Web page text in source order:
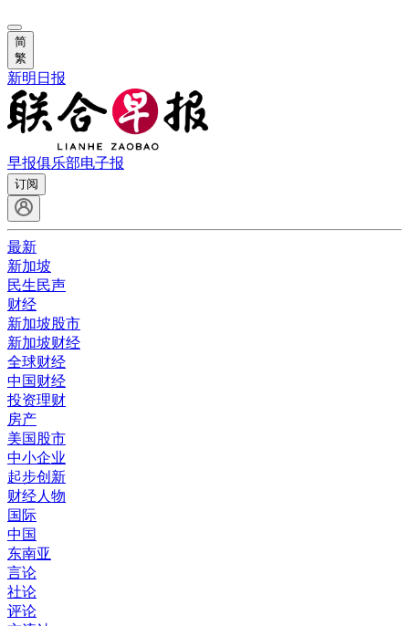
简
繁
新明日报
早报俱乐部电子报
订阅
最新
新加坡
民生民声
财经
新加坡股市
新加坡财经
全球财经
中国财经
投资理财
房产
美国股市
中小企业
起步创新
财经人物
国际
中国
东南亚
言论
社论
评论